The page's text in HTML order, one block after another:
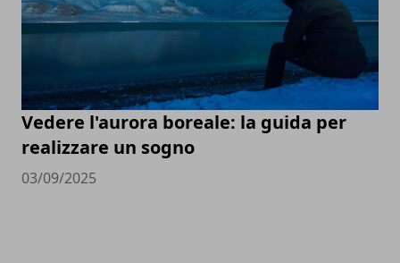
Vedere l'aurora boreale: la guida per
realizzare un sogno
03/09/2025